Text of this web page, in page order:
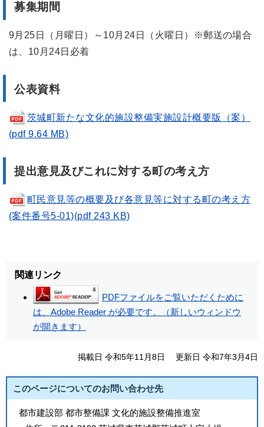
募集期間
9月25日（月曜日）～10月24日（火曜日）※郵送の場合
は、10月24日必着
公表資料
茨城町新たな文化的施設整備実施設計概要版（案）
(pdf 9.64 MB)
提出意見及びこれに対する町の考え方
町民意見等の概要及び各意見等に対する町の考え方
(案件番号5-01)(pdf 243 KB)
関連リンク
PDFファイルをご覧いただくために
は、Adobe Reader が必要です。（新しいウィンドウ
が開きます）
掲載日 令和5年11月8日 更新日 令和7年3月4日
このページについてのお問い合わせ先
都市建設部 都市整備課 文化的施設整備推進室